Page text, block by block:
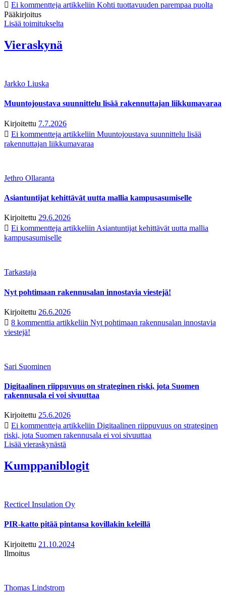
Ei kommentteja artikkeliin Kohti tuottavuuden parempaa puolta
Pääkirjoitus
Lisää toimitukselta
Vieraskynä
Jarkko Liuska
Muuntojoustava suunnittelu lisää rakennuttajan liikkumavaraa
Kirjoitettu 7.7.2026
Ei kommentteja artikkeliin Muuntojoustava suunnittelu lisää
rakennuttajan liikkumavaraa
Jethro Ollaranta
Asiantuntijat kehittävät uutta mallia kampusasumiselle
Kirjoitettu 29.6.2026
Ei kommentteja artikkeliin Asiantuntijat kehittävät uutta mallia
kampusasumiselle
Tarkastaja
Nyt pohtimaan rakennusalan innostavia viestejä!
Kirjoitettu 26.6.2026
8 kommenttia artikkeliin Nyt pohtimaan rakennusalan innostavia
viestejä!
Sari Suominen
Digitaalinen riippuvuus on strateginen riski, jota Suomen
rakennusala ei voi sivuuttaa
Kirjoitettu 25.6.2026
Ei kommentteja artikkeliin Digitaalinen riippuvuus on strateginen
riski, jota Suomen rakennusala ei voi sivuuttaa
Lisää vieraskynästä
Kumppaniblogit
Recticel Insulation Oy
PIR-katto pitää pintansa kovillakin keleillä
Kirjoitettu 21.10.2024
Ilmoitus
Thomas Lindstrom